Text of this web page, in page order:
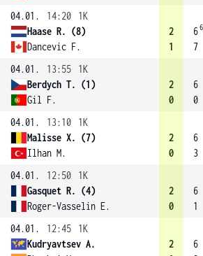
04.01.
14:20
1K
Haase R. (8)
Dancevic F.
2
1
66
7
04.01.
13:55
1K
Berdych T. (1)
Gil F.
2
0
6
0
04.01.
13:10
1K
Malisse X. (7)
Ilhan M.
2
0
6
3
04.01.
12:50
1K
Gasquet R. (4)
Roger-Vasselin E.
2
0
6
1
04.01.
12:45
1K
Kudryavtsev A.
2
6